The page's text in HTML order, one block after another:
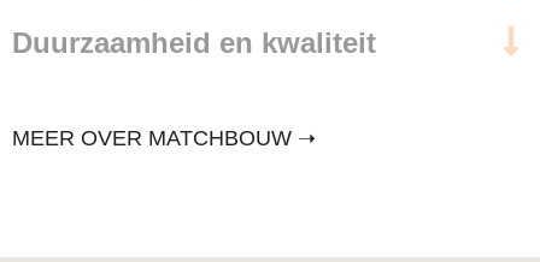
Duurzaamheid en kwaliteit
MEER OVER MATCHBOUW ➝